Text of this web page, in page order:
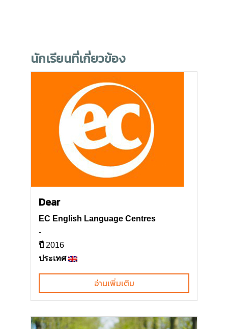
นักเรียนที่เกี่ยวข้อง
Dear
EC English Language Centres
-
ปี 2016
ประเทศ
อ่านเพิ่มเติม